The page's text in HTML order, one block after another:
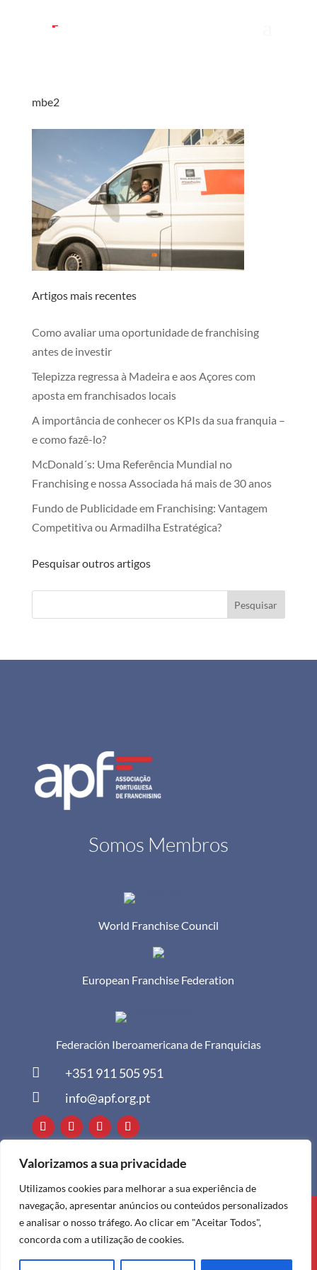
Valorizamos a sua privacidade
Utilizamos cookies para melhorar a sua experiência de
navegação, apresentar anúncios ou conteúdos personalizados
e analisar o nosso tráfego. Ao clicar em "Aceitar Todos",
concorda com a utilização de cookies.
mbe2
Artigos mais recentes
Como avaliar uma oportunidade de franchising
antes de investir
Telepizza regressa à Madeira e aos Açores com
aposta em franchisados locais
A importância de conhecer os KPIs da sua franquia –
e como fazê-lo?
McDonald´s: Uma Referência Mundial no
Franchising e nossa Associada há mais de 30 anos
Fundo de Publicidade em Franchising: Vantagem
Competitiva ou Armadilha Estratégica?
Pesquisar outros artigos
Pesquisar
Somos Membros
World Franchise Council
European Franchise Federation
Federación Iberoamericana de Franquicias
 +351 911 505 951
 info@apf.org.pt
Todos os direitos reservados à APF ©
2024